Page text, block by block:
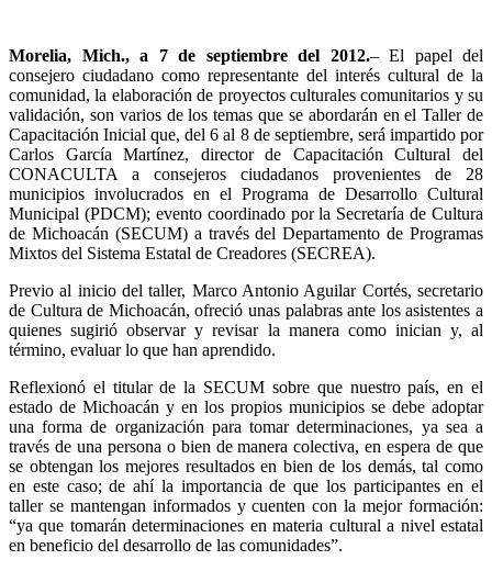
Morelia, Mich., a 7 de septiembre del 2012.– El papel del
consejero ciudadano como representante del interés cultural de la
comunidad, la elaboración de proyectos culturales comunitarios y su
validación, son varios de los temas que se abordarán en el Taller de
Capacitación Inicial que, del 6 al 8 de septiembre, será impartido por
Carlos García Martínez, director de Capacitación Cultural del
CONACULTA a consejeros ciudadanos provenientes de 28
municipios involucrados en el Programa de Desarrollo Cultural
Municipal (PDCM); evento coordinado por la Secretaría de Cultura
de Michoacán (SECUM) a través del Departamento de Programas
Mixtos del Sistema Estatal de Creadores (SECREA).
Previo al inicio del taller, Marco Antonio Aguilar Cortés, secretario
de Cultura de Michoacán, ofreció unas palabras ante los asistentes a
quienes sugirió observar y revisar la manera como inician y, al
término, evaluar lo que han aprendido.
Reflexionó el titular de la SECUM sobre que nuestro país, en el
estado de Michoacán y en los propios municipios se debe adoptar
una forma de organización para tomar determinaciones, ya sea a
través de una persona o bien de manera colectiva, en espera de que
se obtengan los mejores resultados en bien de los demás, tal como
en este caso; de ahí la importancia de que los participantes en el
taller se mantengan informados y cuenten con la mejor formación:
“ya que tomarán determinaciones en materia cultural a nivel estatal
en beneficio del desarrollo de las comunidades”.